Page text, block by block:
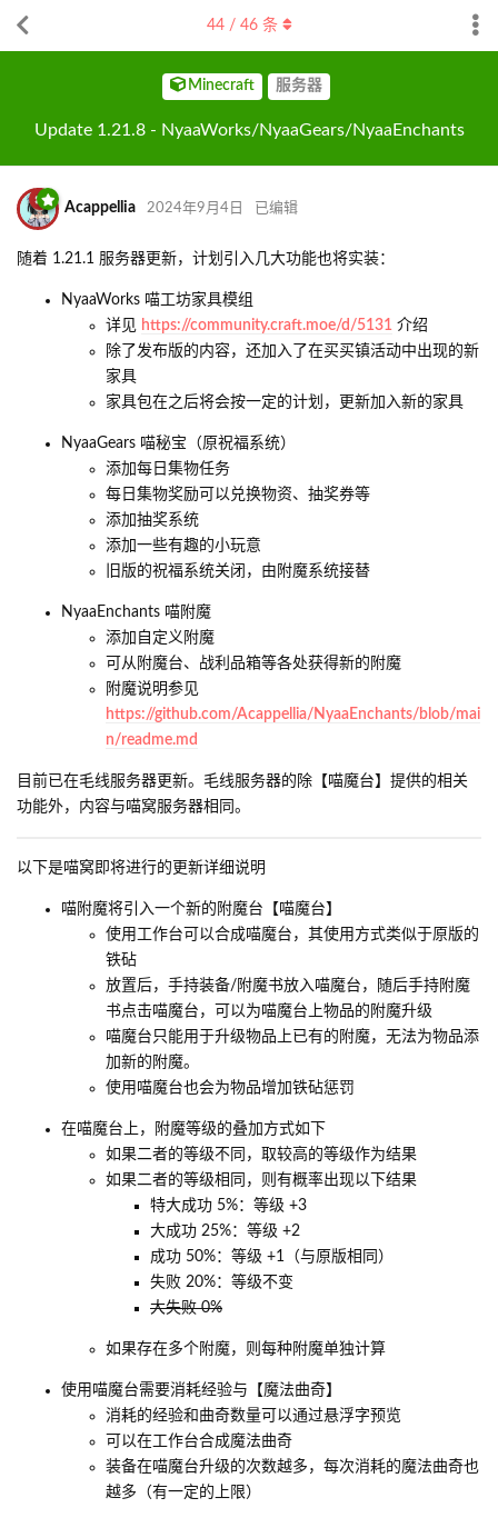
Minecraft 服务器
Update 1.21.8 - NyaaWorks/NyaaGears/NyaaEnchants
44/ 46条
Acappellia 2024年9月4日 已编辑
随着 1.21.1 服务器更新，计划引入几大功能也将实装：
NyaaWorks 喵工坊家具模组
详见 https://community.craft.moe/d/5131 介绍
除了发布版的内容，还加入了在买买镇活动中出现的新
家具
家具包在之后将会按一定的计划，更新加入新的家具
NyaaGears 喵秘宝（原祝福系统）
添加每日集物任务
每日集物奖励可以兑换物资、抽奖券等
添加抽奖系统
添加一些有趣的小玩意
旧版的祝福系统关闭，由附魔系统接替
NyaaEnchants 喵附魔
添加自定义附魔
可从附魔台、战利品箱等各处获得新的附魔
附魔说明参见
https://github.com/Acappellia/NyaaEnchants/blob/mai
n/readme.md
目前已在毛线服务器更新。毛线服务器的除【喵魔台】提供的相关
功能外，内容与喵窝服务器相同。
以下是喵窝即将进行的更新详细说明
喵附魔将引入一个新的附魔台【喵魔台】
使用工作台可以合成喵魔台，其使用方式类似于原版的
铁砧
放置后，手持装备/附魔书放入喵魔台，随后手持附魔
书点击喵魔台，可以为喵魔台上物品的附魔升级
喵魔台只能用于升级物品上已有的附魔，无法为物品添
加新的附魔。
使用喵魔台也会为物品增加铁砧惩罚
在喵魔台上，附魔等级的叠加方式如下
如果二者的等级不同，取较高的等级作为结果
如果二者的等级相同，则有概率出现以下结果
特大成功 5%：等级 +3
大成功 25%：等级 +2
成功 50%：等级 +1（与原版相同）
失败 20%：等级不变
大失败 0%
如果存在多个附魔，则每种附魔单独计算
使用喵魔台需要消耗经验与【魔法曲奇】
消耗的经验和曲奇数量可以通过悬浮字预览
可以在工作台合成魔法曲奇
装备在喵魔台升级的次数越多，每次消耗的魔法曲奇也
越多（有一定的上限）